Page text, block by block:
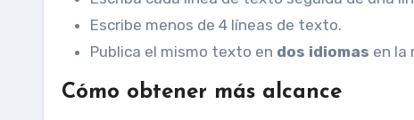
Escribe menos de 4 líneas de texto.
Publica el mismo texto en dos idiomas en la
Cómo obtener más alcance